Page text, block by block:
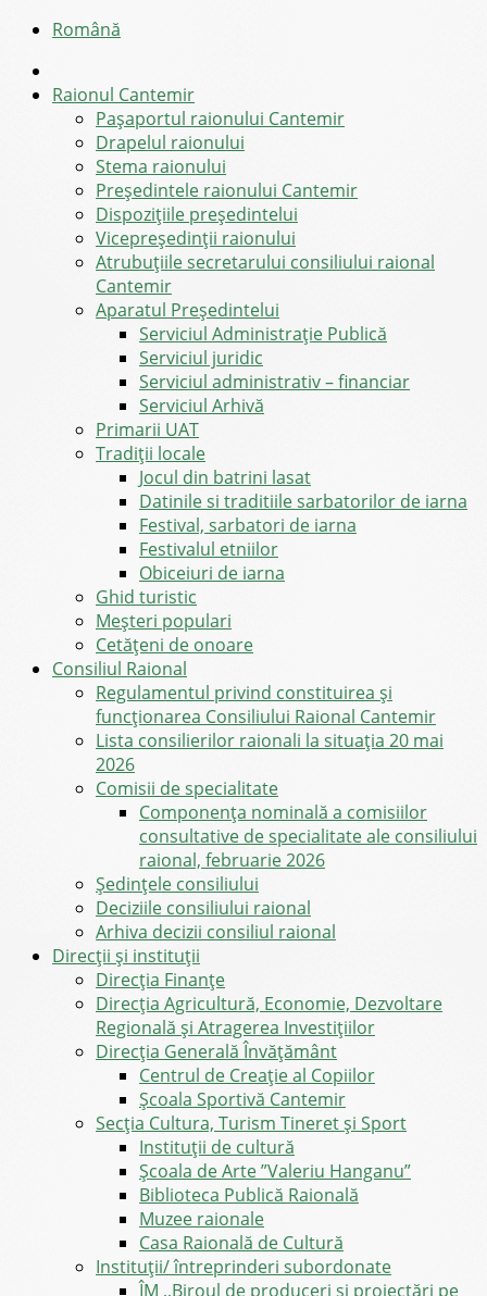
Română
Raionul Cantemir
Pașaportul raionului Cantemir
Drapelul raionului
Stema raionului
Preşedintele raionului Cantemir
Dispozițiile președintelui
Vicepreşedinţii raionului
Atrubuțiile secretarului consiliului raional
Cantemir
Aparatul Preşedintelui
Serviciul Administraţie Publică
Serviciul juridic
Serviciul administrativ – financiar
Serviciul Arhivă
Primarii UAT
Tradiții locale
Jocul din batrini lasat
Datinile si traditiile sarbatorilor de iarna
Festival, sarbatori de iarna
Festivalul etniilor
Obiceiuri de iarna
Ghid turistic
Meşteri populari
Cetățeni de onoare
Consiliul Raional
Regulamentul privind constituirea şi
funcţionarea Consiliului Raional Cantemir
Lista consilierilor raionali la situația 20 mai
2026
Comisii de specialitate
Componența nominală a comisiilor
consultative de specialitate ale consiliului
raional, februarie 2026
Şedinţele consiliului
Deciziile consiliului raional
Arhiva decizii consiliul raional
Direcții și instituții
Direcţia Finanţe
Direcția Agricultură, Economie, Dezvoltare
Regională și Atragerea Investițiilor
Direcția Generală Învățământ
Centrul de Creație al Copiilor
Școala Sportivă Cantemir
Secția Cultura, Turism Tineret și Sport
Instituții de cultură
Școala de Arte ”Valeriu Hanganu”
Biblioteca Publică Raională
Muzee raionale
Casa Raională de Cultură
Instituții/ întreprinderi subordonate
ÎM ,,Biroul de produceri și proiectări pe